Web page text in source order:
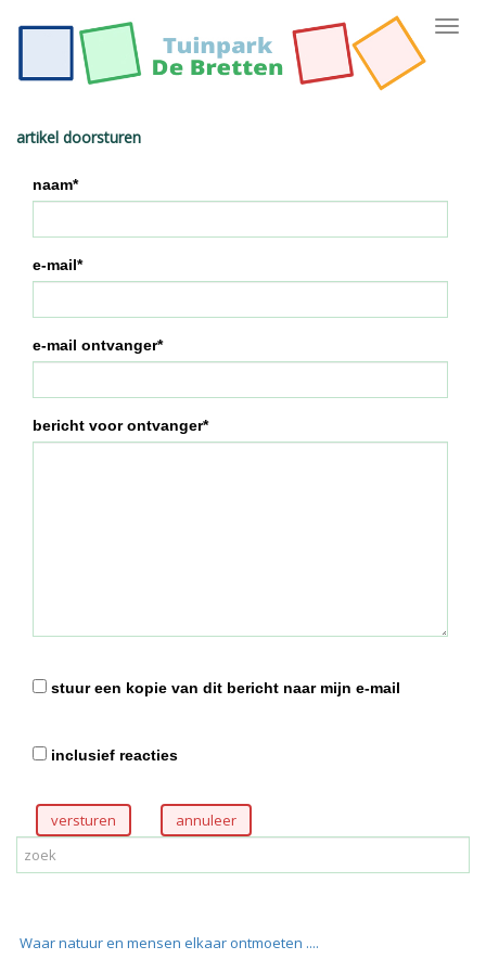
artikel doorsturen
naam*
e-mail*
e-mail ontvanger*
bericht voor ontvanger*
stuur een kopie van dit bericht naar mijn e-mail
inclusief reacties
versturen
Waar natuur en mensen elkaar ontmoeten ....